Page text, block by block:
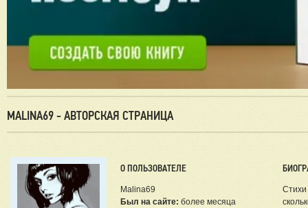
MALINA69 - АВТОРСКАЯ СТРАНИЦА
О ПОЛЬЗОВАТЕЛЕ
Malina69
Был на сайте: более месяца
Стихи